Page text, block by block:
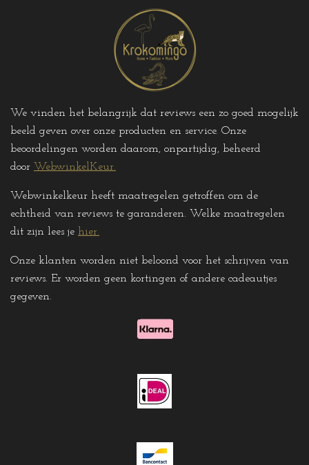
We vinden het belangrijk dat reviews een zo goed mogelijk
beeld geven over onze producten en service. Onze
beoordelingen worden daarom, onpartijdig, beheerd
door WebwinkelKeur.
Webwinkelkeur heeft maatregelen getroffen om de
echtheid van reviews te garanderen. Welke maatregelen
dit zijn lees je hier.
Onze klanten worden niet beloond voor het schrijven van
reviews. Er worden geen kortingen of andere cadeautjes
gegeven.